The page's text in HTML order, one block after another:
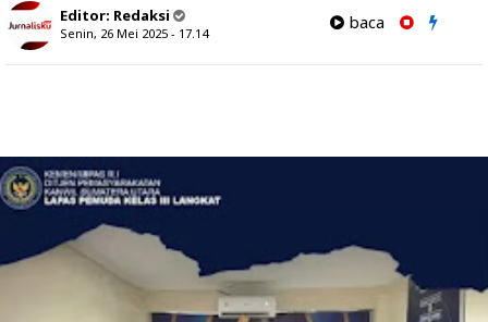
Editor: Redaksi
Senin, 26 Mei 2025 - 17.14
baca